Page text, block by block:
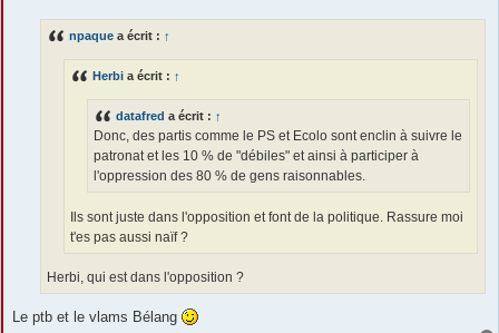
npaque a écrit : ↑
Herbi a écrit : ↑
datafred a écrit : ↑
Donc, des partis comme le PS et Ecolo sont enclin à suivre le
patronat et les 10 % de "débiles" et ainsi à participer à
l'oppression des 80 % de gens raisonnables.
Ils sont juste dans l'opposition et font de la politique. Rassure moi
t'es pas aussi naïf ?
Herbi, qui est dans l'opposition ?
Le ptb et le vlams Bélang